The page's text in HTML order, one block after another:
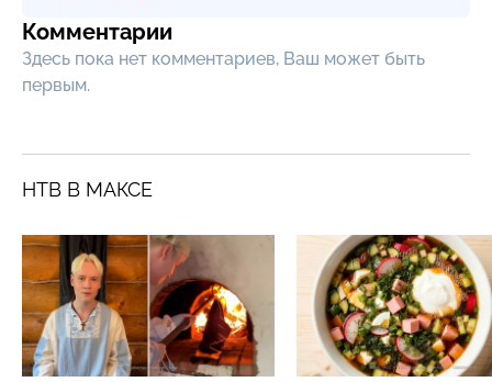
Комментарии
Здесь пока нет комментариев, Ваш может быть
первым.
НТВ В МАКСЕ